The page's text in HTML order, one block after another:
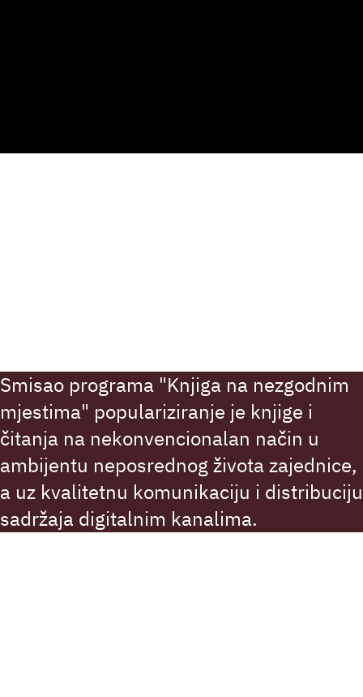
Smisao programa "Knjiga na nezgodnim
mjestima" populariziranje je knjige i
čitanja na nekonvencionalan način u
ambijentu neposrednog života zajednice,
a uz kvalitetnu komunikaciju i distribuciju
sadržaja digitalnim kanalima.